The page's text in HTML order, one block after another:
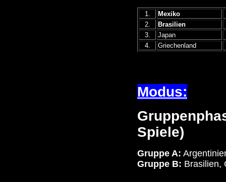
1.
Mexiko
2.
Brasilien
3.
Japan
4.
Griechenland
Modus:
Spiele)
Gruppe A:
Gruppe B: Brasilien,